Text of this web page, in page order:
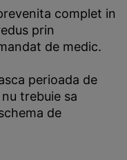
complet in
prin
de medic.
perioada de
trebuie sa
de